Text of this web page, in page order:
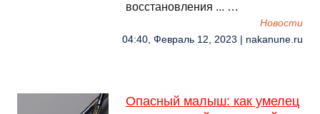
восстановления ... …
Новости
04:40, Февраль 12, 2023 | nakanune.ru
Опасный малыш: как умелец